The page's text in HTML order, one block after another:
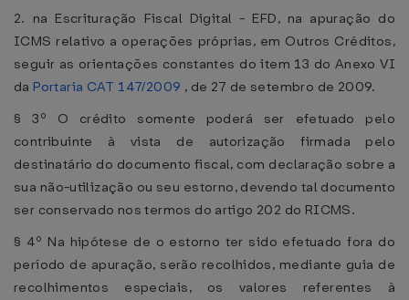
2. na Escrituração Fiscal Digital - EFD, na apuração do
ICMS relativo a operações próprias, em Outros Créditos,
seguir as orientações constantes do item 13 do Anexo VI
da Portaria CAT 147/2009 , de 27 de setembro de 2009.
§ 3º O crédito somente poderá ser efetuado pelo
contribuinte à vista de autorização firmada pelo
destinatário do documento fiscal, com declaração sobre a
sua não-utilização ou seu estorno, devendo tal documento
ser conservado nos termos do artigo 202 do RICMS.
§ 4º Na hipótese de o estorno ter sido efetuado fora do
período de apuração, serão recolhidos, mediante guia de
recolhimentos especiais, os valores referentes à